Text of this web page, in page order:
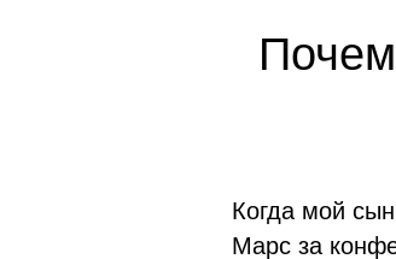
Когда мой
Марс за